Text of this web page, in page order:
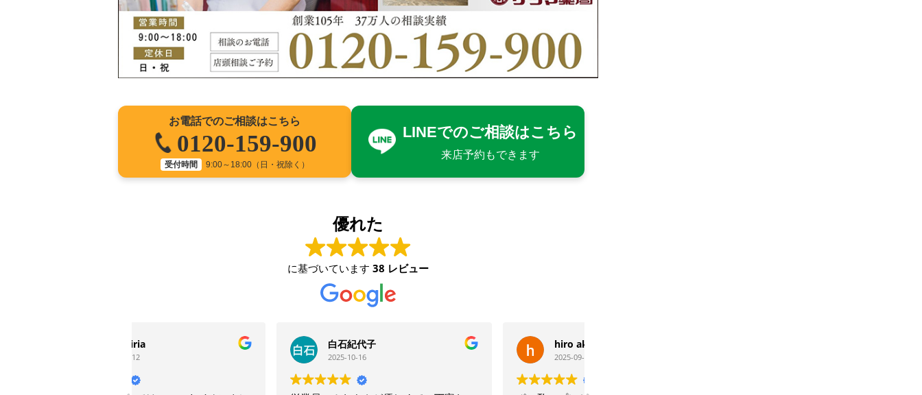
お電話でのご相談はこちら
0120-159-900
受付時間 9:00～18:00（日・祝除く）
LINEでのご相談はこちら
来店予約もできます
優れた
に基づいています 38 レビュー